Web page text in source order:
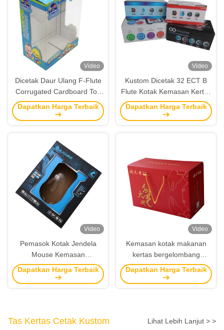
Video
Dicetak Daur Ulang F-Flute
Corrugated Cardboard Toy
Boxes Window Carrier
Packaging
Dapatkan Harga Terbaik
Video
Kustom Dicetak 32 ECT B
Flute Kotak Kemasan Kertas
Bergelombang Dengan
Karya Seni
Dapatkan Harga Terbaik
Video
Pemasok Kotak Jendela
Mouse Kemasan
Bergelombang Cetak
Kustom Dengan Baki Blister
Dapatkan Harga Terbaik
Video
Kemasan kotak makanan
kertas bergelombang
kustom daur ulang dengan
tali pegangan
Dapatkan Harga Terbaik
Tas Kertas Cetak Kustom Lihat Lebih Lanjut > >